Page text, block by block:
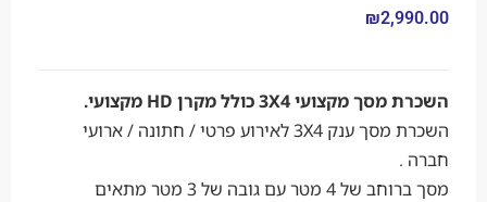
₪2,990.00
השכרת מסך מקצועי 3X4 כולל מקרן HD מקצועי.
השכרת מסך ענק 3X4 לאירוע פרטי / חתונה / ארועי
חברה .
מסך ברוחב של 4 מטר עם גובה של 3 מטר מתאים